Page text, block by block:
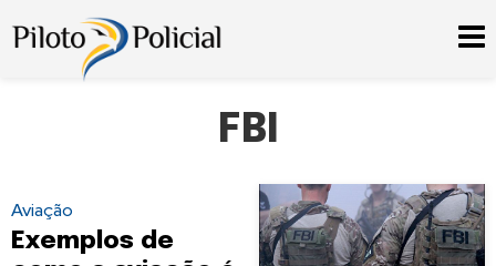
FBI
Aviação
Exemplos de